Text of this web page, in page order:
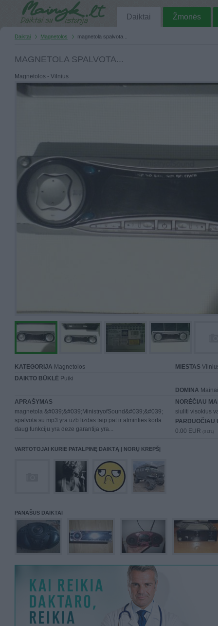
Daiktai Žmonės
Daiktai Magnetolos magnetola spalvota...
MAGNETOLA SPALVOTA...
Magnetolos - Vilnius
KATEGORIJA Magnetolos MIESTAS
DAIKTO BŪKLĖ Puiki
DOMINA
APRAŠYMAS
magnetola &#039;&#039;MinistryofSound&#039;&#039;
spalvota su mp3 yra uzb lizdas taip pat ir atminties korta
daug funkciju yra deze garantija yra...
NORĖČIAU
siuliti visokius
PARDUOČIAU
0.00 EUR (0 LTL)
VARTOTOJAI KURIE PATALPINĘ DAIKTĄ Į NORŲ KREPŠĮ
PANAŠŪS DAIKTAI